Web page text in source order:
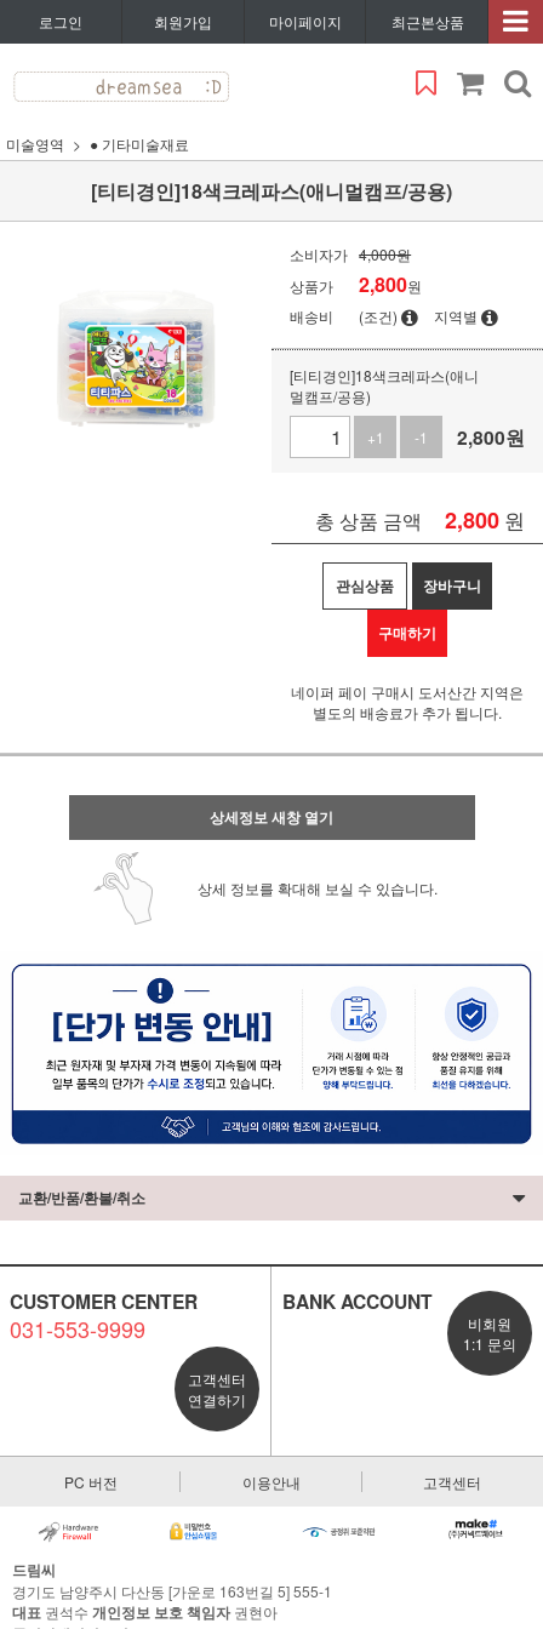
로그인 회원가입 마이페이지 최근본상품
미술영역 ● 기타미술재료
[티티경인]18색크레파스(애니멀캠프/공용)
소비자가 4,000원
상품가
2,800원
배송비
(조건) 지역별
[티티경인]18색크레파스(애니
멀캠프/공용)
+1
-1 2,800원
총 상품 금액 2,800 원
관심상품 장바구니
구매하기
네이퍼 페이 구매시 도서산간 지역은
별도의 배송료가 추가 됩니다.
상세정보 새창 열기
상세 정보를 확대해 보실 수 있습니다.
교환/반품/환불/취소
CUSTOMER CENTER
031-553-9999
고객센터
연결하기
BANK ACCOUNT
비회원
1:1 문의
PC 버전 이용안내 고객센터
드림씨
경기도 남양주시 다산동 [가운로 163번길 5] 555-1
대표 권석수 개인정보 보호 책임자권현아